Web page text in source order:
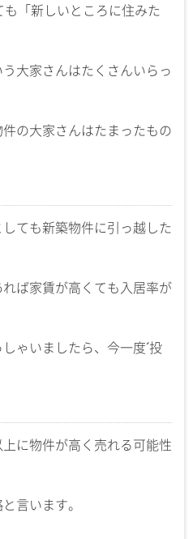
「新しいところに住みた
大家さんはたくさんいらっ
の大家さんはたまったもの
ても新築物件に引っ越した
ば家賃が高くても入居率が
ゃいましたら、今一度´投
に物件が高く売れる可能性
言います。